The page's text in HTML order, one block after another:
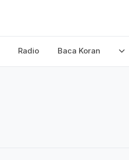
Radio Baca Koran